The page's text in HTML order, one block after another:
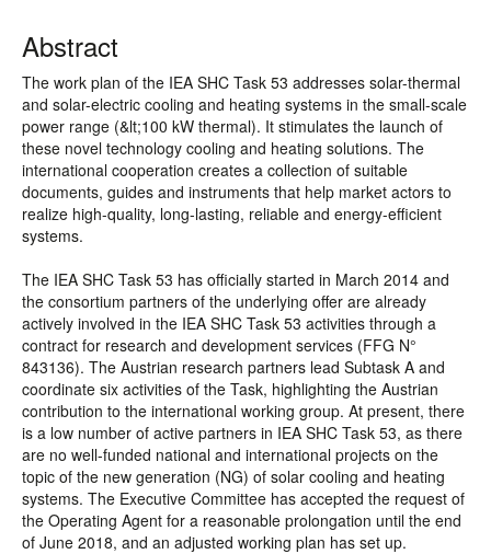
Abstract
The work plan of the IEA SHC Task 53 addresses solar-thermal
and solar-electric cooling and heating systems in the small-scale
power range (&lt;100 kW thermal). It stimulates the launch of
these novel technology cooling and heating solutions. The
international cooperation creates a collection of suitable
documents, guides and instruments that help market actors to
realize high-quality, long-lasting, reliable and energy-efficient
systems.
The IEA SHC Task 53 has officially started in March 2014 and
the consortium partners of the underlying offer are already
actively involved in the IEA SHC Task 53 activities through a
contract for research and development services (FFG N°
843136). The Austrian research partners lead Subtask A and
coordinate six activities of the Task, highlighting the Austrian
contribution to the international working group. At present, there
is a low number of active partners in IEA SHC Task 53, as there
are no well-funded national and international projects on the
topic of the new generation (NG) of solar cooling and heating
systems. The Executive Committee has accepted the request of
the Operating Agent for a reasonable prolongation until the end
of June 2018, and an adjusted working plan has set up.